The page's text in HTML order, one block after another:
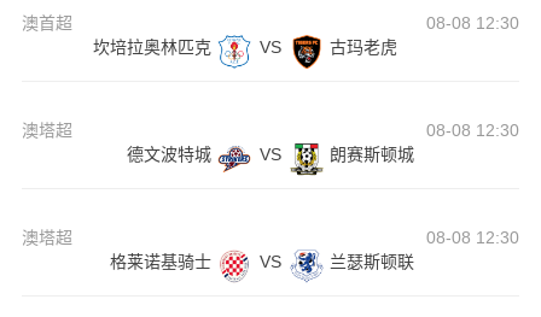
澳首超
08-08 12:30
坎培拉奥林匹克
VS 古玛老虎
澳塔超
08-08 12:30
德文波特城
VS 朗赛斯顿城
澳塔超
08-08 12:30
格莱诺基骑士
VS 兰瑟斯顿联